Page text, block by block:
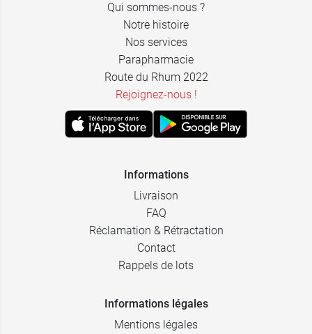
Qui sommes-nous ?
Notre histoire
Nos services
Parapharmacie
Route du Rhum 2022
Rejoignez-nous !
Informations
Livraison
FAQ
Réclamation & Rétractation
Contact
Rappels de lots
Informations légales
Mentions légales